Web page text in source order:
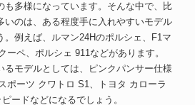
も多様になっています。そんな中で、比
いのは、ある程度手に入れやすいモデル
。例えば、ルマン24Hのポルシェ、F1マ
ーペ、ポルシェ 911などがあります。
るモデルとしては、ピンクパンサー仕様
ポーツ クワトロ S1、トヨタ カローラ
ードなどになるでしょう。